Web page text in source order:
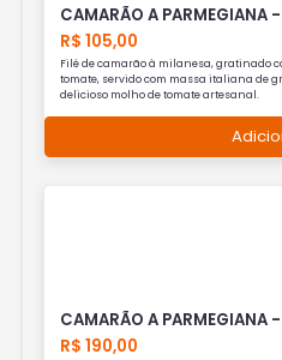
CAMARÃO A PARMEGIANA
R$ 105,00
Filé de camarão à milanesa, gratinado
tomate, servido com massa italiana de
delicioso molho de tomate artesanal.
CAMARÃO A PARMEGIANA
R$ 190,00